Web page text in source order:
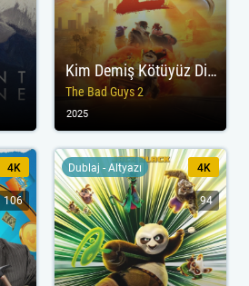
Kim Demiş Kötüyüz Diye? 2
The Bad Guys 2
2025
4K
106
Dublaj - Altyazı 4K
94